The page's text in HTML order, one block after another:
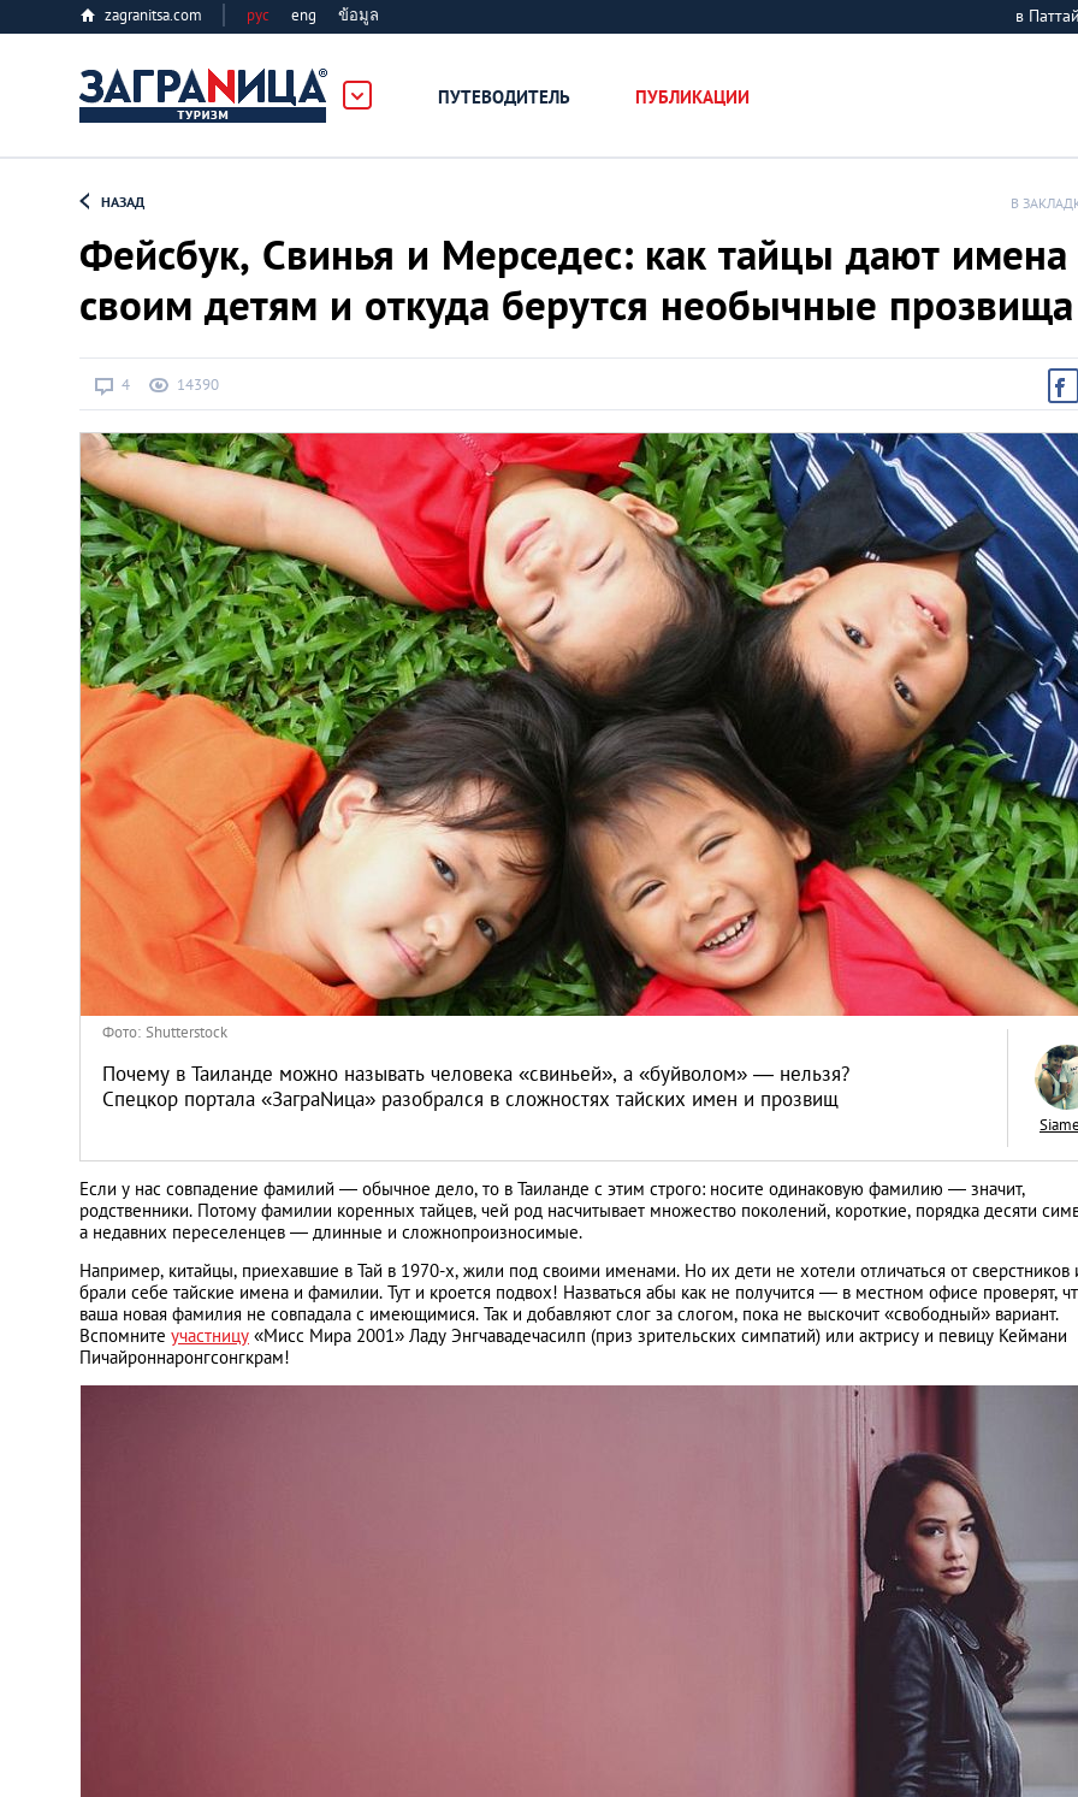
zagranitsa.com рус eng ข้อมูล в
ПУТЕВОДИТЕЛЬ ПУБЛИКАЦИИ
Алматы
Афины
Киев
Лондон
Лос-Анджелес
Москва
Париж
Паттайя
Пхукет
Санкт-Петербург
НАЗАД В
Фейсбук, Свинья и Мерседес: как тайцы дают имена
своим детям и откуда берутся необычные прозвища
4 14390
Фото: Shutterstock
Почему в Таиланде можно называть человека «свиньей», а «буйволом» — нельзя?
Спецкор портала «ЗаграNица» разобрался в сложностях тайских имен и прозвищ
Если у нас совпадение фамилий — обычное дело, то в Таиланде с этим строго: носите одинаковую фамилию — значит,
родственники. Потому фамилии коренных тайцев, чей род насчитывает множество поколений, короткие, порядка десяти
а недавних переселенцев — длинные и сложнопроизносимые.
Например, китайцы, приехавшие в Тай в 1970-х, жили под своими именами. Но их дети не хотели отличаться от сверстников
брали себе тайские имена и фамилии. Тут и кроется подвох! Назваться абы как не получится — в местном офисе проверят,
ваша новая фамилия не совпадала с имеющимися. Так и добавляют слог за слогом, пока не выскочит «свободный» вариант.
Вспомните участницу «Мисс Мира 2001» Ладу Энгчавадечасилп (приз зрительских симпатий) или актрису и певицу Кеймани
Пичайроннаронгсонгкрам!
пожеланиями от
LIFESTYLE